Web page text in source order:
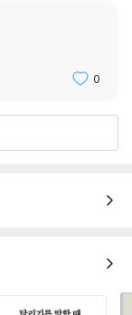
는 한 필지의 땅을
은, 과거부터 현대
은 전통에 대한 반
도 모르는 고독의
래 가사처럼 읽힐지
있을 것이다. 그러
과 화해시킨다. 0